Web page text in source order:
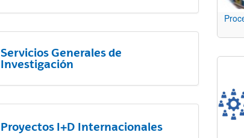
Servicios Generales de
Investigación
Proyectos I+D Internacionales